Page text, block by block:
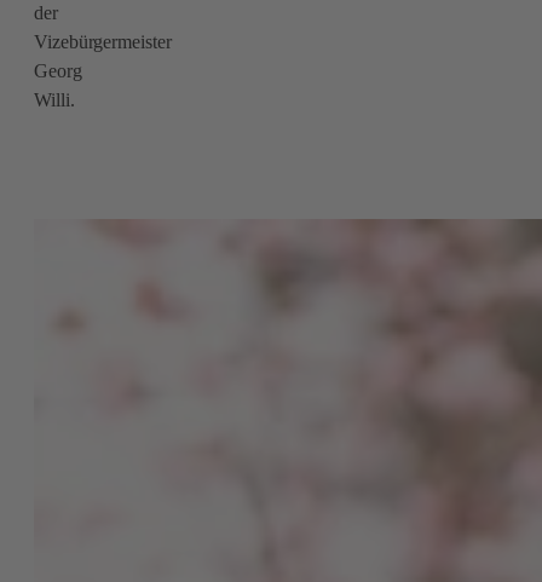
der
Vizebürgermeister
Georg
Willi.